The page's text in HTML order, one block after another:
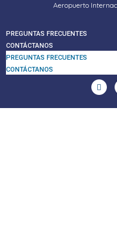
Aeropuerto
PREGUNTAS FRECUENTES
CONTÁCTANOS
PREGUNTAS FRECUENTES
CONTÁCTANOS